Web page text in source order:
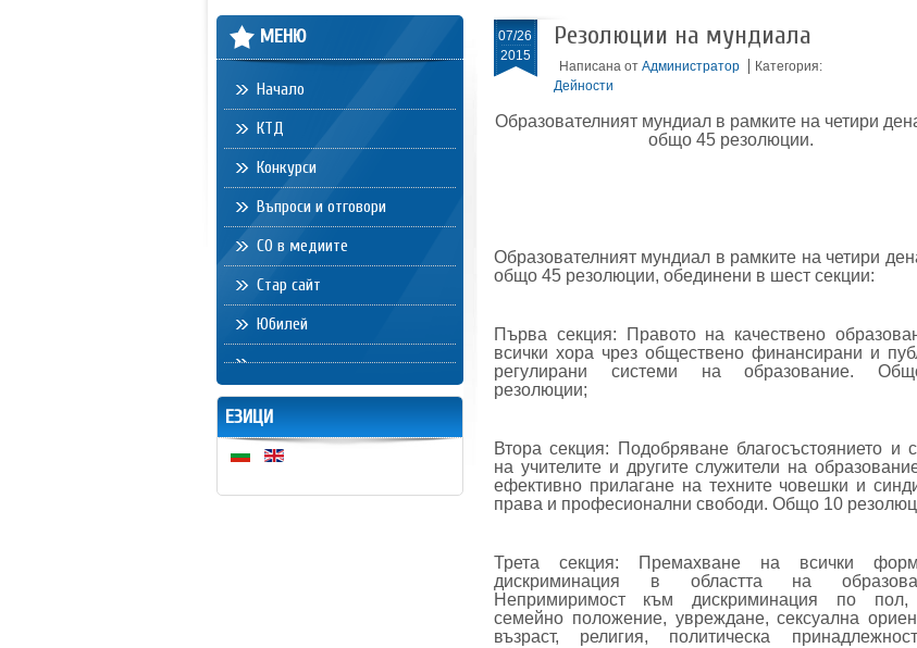
07/26
2015
Резолюции на мундиала
Написана от Администратор
Категория:
Дейности
Образователният мундиал в рамките на четири
общо 45 резолюции.
Образователният мундиал в рамките на четири
общо 45 резолюции, обединени в шест секции:
Първа секция: Правото на качествено
всички хора чрез обществено финансирани и
регулирани системи
на образование.
резолюции;
Втора секция: Подобряване благосъстоянието и
на учителите и другите служители на
ефективно прилагане на техните човешки и
права и професионални свободи. Общо 10
Трета секция: Премахване на всички
дискриминация
в областта на
Непримиримост към дискриминация по
пол,
семейно положение, увреждане, сексуална
възраст, религия, политическа
МЕНЮ
Начало
КТД
Конкурси
Въпроси и отговори
СО в медиите
Стар сайт
Юбилей
ЕЗИЦИ